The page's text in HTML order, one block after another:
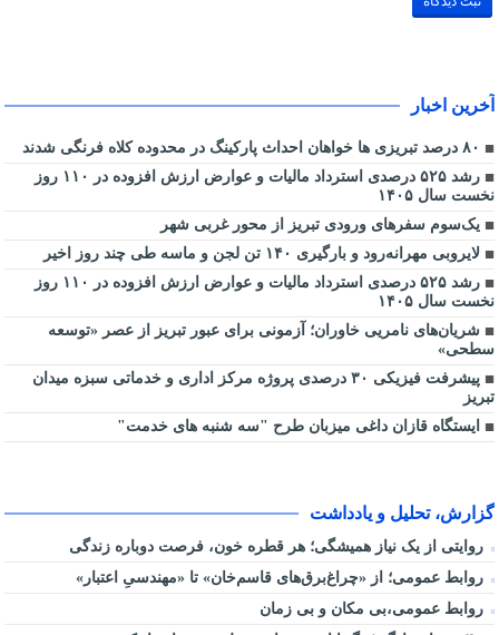
آخرین اخبار
۸۰ درصد تبریزی ها خواهان احداث پارکینگ در محدوده کلاه فرنگی شدند
رشد ۵۲۵ درصدی استرداد مالیات و عوارض ارزش افزوده در ۱۱۰ روز
نخست سال ۱۴۰۵
یک‌سوم سفرهای ورودی تبریز از محور غربی شهر
لایروبی مهرانه‌رود و بارگیری ۱۴۰ تن لجن و ماسه طی چند روز اخیر
رشد ۵۲۵ درصدی استرداد مالیات و عوارض ارزش افزوده در ۱۱۰ روز
نخست سال ۱۴۰۵
شریان‌های نامریی خاوران؛ آزمونی برای عبور تبریز از عصر «توسعه
سطحی»
پیشرفت فیزیکی ۳۰ درصدی پروژه مرکز اداری و خدماتی سبزه میدان
تبریز
ایستگاه قازان داغی میزبان طرح "سه شنبه های خدمت"
گزارش، تحلیل و یادداشت
روایتی از یک نیاز همیشگی؛ هر قطره خون، فرصت دوباره زندگی
روابط عمومی؛ از «چراغ‌برق‌های قاسم‌خان» تا «مهندسیِ اعتبار»
روابط عمومی،بی مکان و بی زمان